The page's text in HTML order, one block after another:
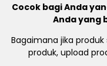
Cocok bagi Anda
Anda yang
Bagaimana jika
produk, upload